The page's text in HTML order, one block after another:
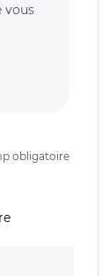
vous
obligatoire